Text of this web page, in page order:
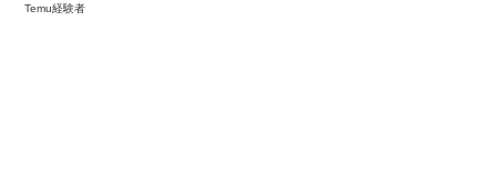
Temu経験者